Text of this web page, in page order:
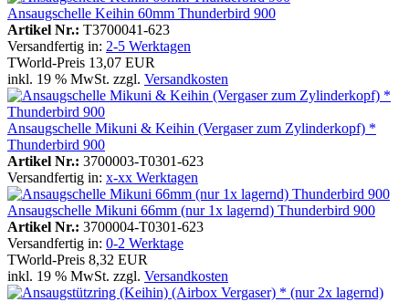
Ansaugschelle Keihin 60mm Thunderbird 900
Artikel Nr.: T3700041-623
Versandfertig in: 2-5 Werktagen
TWorld-Preis 13,07 EUR
inkl. 19 % MwSt. zzgl. Versandkosten
Ansaugschelle Mikuni & Keihin (Vergaser zum Zylinderkopf) *
Thunderbird 900
Artikel Nr.: 3700003-T0301-623
Versandfertig in: x-xx Werktagen
Ansaugschelle Mikuni 66mm (nur 1x lagernd) Thunderbird 900
Artikel Nr.: 3700004-T0301-623
Versandfertig in: 0-2 Werktage
TWorld-Preis 8,32 EUR
inkl. 19 % MwSt. zzgl. Versandkosten